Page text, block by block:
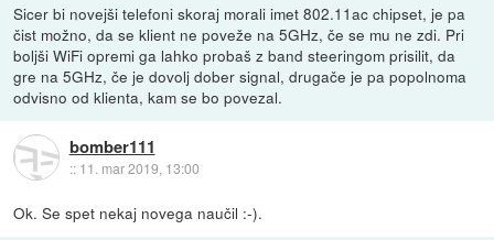
Sicer bi novejši telefoni skoraj morali imet 802.11ac chipset, je pa
čist možno, da se klient ne poveže na 5GHz, če se mu ne zdi. Pri
boljši WiFi opremi ga lahko probaš z band steeringom prisilit, da
gre na 5GHz, če je dovolj dober signal, drugače je pa popolnoma
odvisno od klienta, kam se bo povezal.
bomber111
:: 11. mar 2019, 13:00
Ok. Se spet nekaj novega naučil :-).